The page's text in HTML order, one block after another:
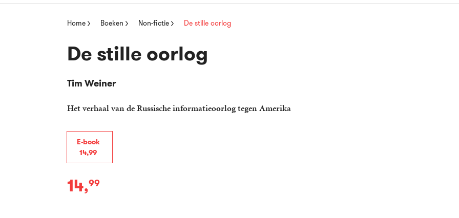
Home Boeken Non-fictie De stille oorlog
De stille oorlog
Tim Weiner
Het verhaal van de Russische informatieoorlog tegen Amerika
E-book
14,99
E-
14,99